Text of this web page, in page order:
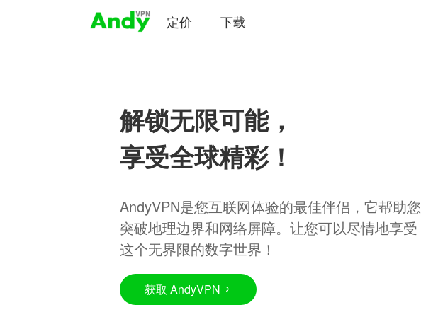
定价 下载
解锁无限可能，
享受全球精彩！
AndyVPN是您互联网体验的最佳伴侣，它帮助您
突破地理边界和网络屏障。让您可以尽情地享受
这个无界限的数字世界！
获取 AndyVPN